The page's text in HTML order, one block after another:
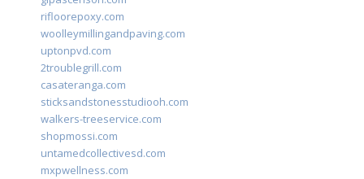
rifloorepoxy.com
woolleymillingandpaving.com
uptonpvd.com
2troublegrill.com
casateranga.com
sticksandstonesstudiooh.com
walkers-treeservice.com
shopmossi.com
untamedcollectivesd.com
mxpwellness.com